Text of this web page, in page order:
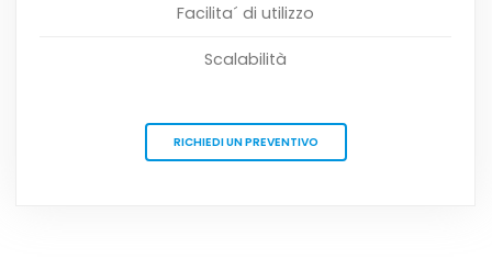
Facilita´ di utilizzo
Scalabilità
RICHIEDI UN PREVENTIVO